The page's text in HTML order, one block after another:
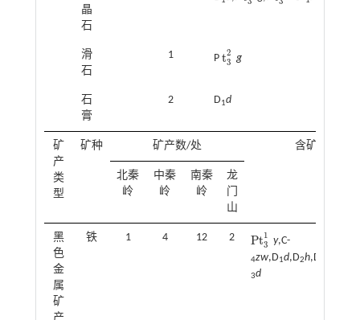
晶
石
滑
石
1 P t2
3
t3 2g
石
膏
2 D1d
矿
产
类
型
矿种 矿产数/处 含矿地质体
北秦
岭
中秦
岭
南秦
岭
龙
门
山
黑
色
金
属
矿
铁 1 4 12 2 Pt1
3
Pt31 y,C-
4zw,D1d,D2h,D
3d